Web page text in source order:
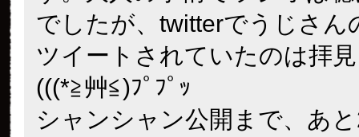
でしたが、twitterでうじさん
ツイートされていたのは拝
(((*≧艸≦)ﾌﾟﾌﾟｯ
シャンシャン公開まで、あ